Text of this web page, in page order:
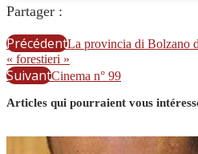
Partager :
PrécédentLa provincia di Bolzano
« forestieri »
SuivantCinema n° 99
Articles qui pourraient vous